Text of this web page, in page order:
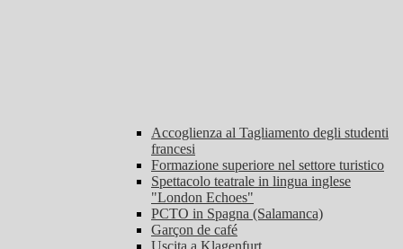
Accoglienza al Tagliamento degli studenti
francesi
Formazione superiore nel settore turistico
Spettacolo teatrale in lingua inglese
"London Echoes"
PCTO in Spagna (Salamanca)
Garçon de café